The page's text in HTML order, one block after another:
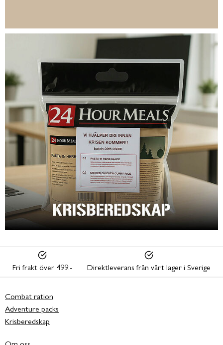
Fri frakt över 499:- Direktleverans från vårt lager i Sverige
Combat ration
Adventure packs
Krisberedskap